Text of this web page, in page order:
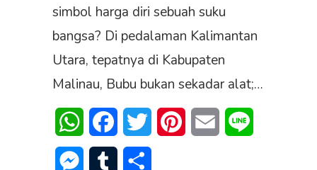
simbol harga diri sebuah suku
bangsa? Di pedalaman Kalimantan
Utara, tepatnya di Kabupaten
Malinau, Bubu bukan sekadar alat;…
WhatsAppFacebookTwitter PinterestEmail
Messenger
Tumblr